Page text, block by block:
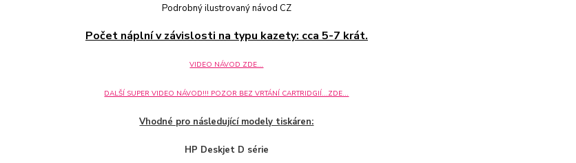
Podrobný ilustrovaný návod CZ
Počet náplní v závislosti na typu kazety: cca 5-7 krát.
VIDEO NÁVOD ZDE...
DALŠÍ SUPER VIDEO NÁVOD!!! POZOR BEZ VRTÁNÍ CARTRIDGIÍ...ZDE...
Vhodné pro následující modely tiskáren:
HP Deskjet D série